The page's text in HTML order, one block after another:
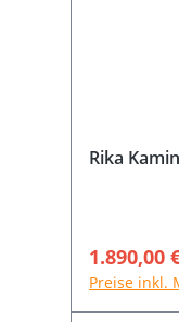
Rika
1.890,00
Preise inkl.